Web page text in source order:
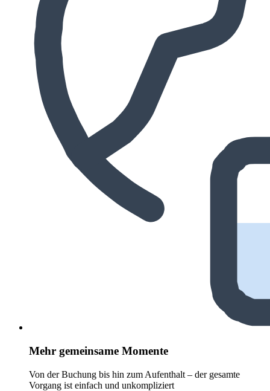
Mehr gemeinsame Momente
Von der Buchung bis hin zum Aufenthalt – der gesamte
Vorgang ist einfach und unkompliziert